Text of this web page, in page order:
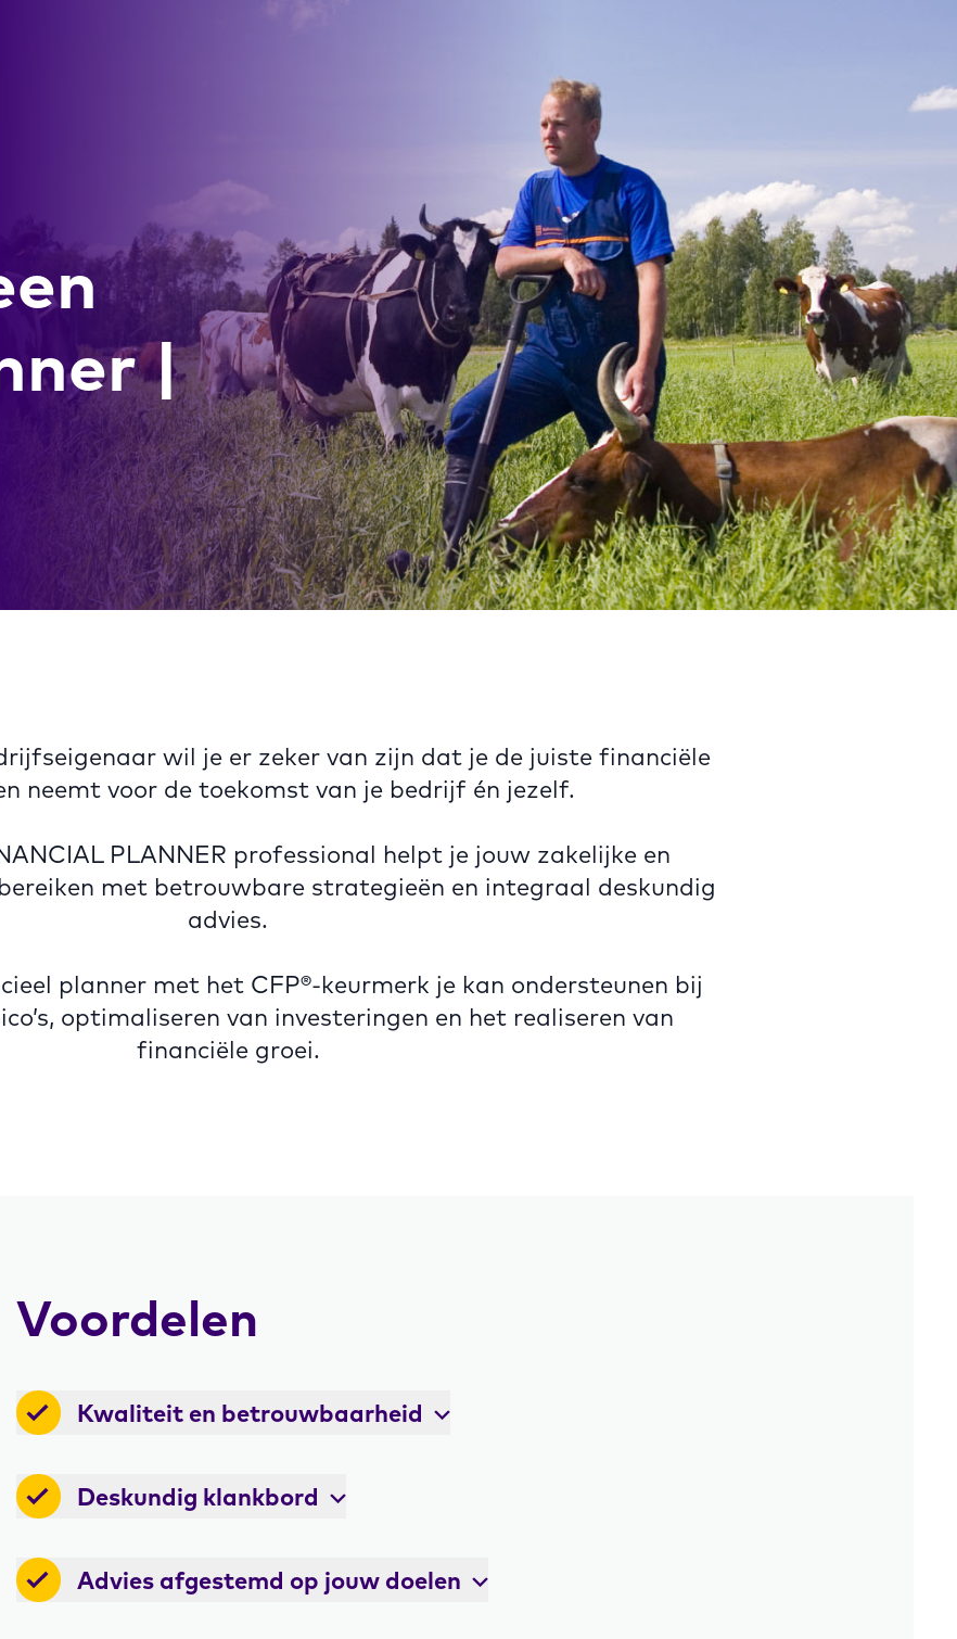
|
wil je er zeker van zijn dat je de juiste financiële
neemt voor de toekomst van je bedrijf én jezelf.
PLANNER professional helpt je jouw zakelijke en
met betrouwbare strategieën en integraal deskundig
advies.
planner met het CFP®-keurmerk je kan ondersteunen bij
optimaliseren van investeringen en het realiseren van
financiële groei.
Voordelen
Kwaliteit en betrouwbaarheid
Deskundig klankbord
Advies afgestemd op jouw doelen